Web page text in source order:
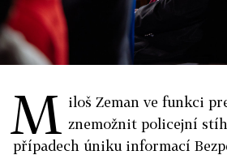
M iloš Zeman ve funkci
znemožnit policejní
případech úniku informací